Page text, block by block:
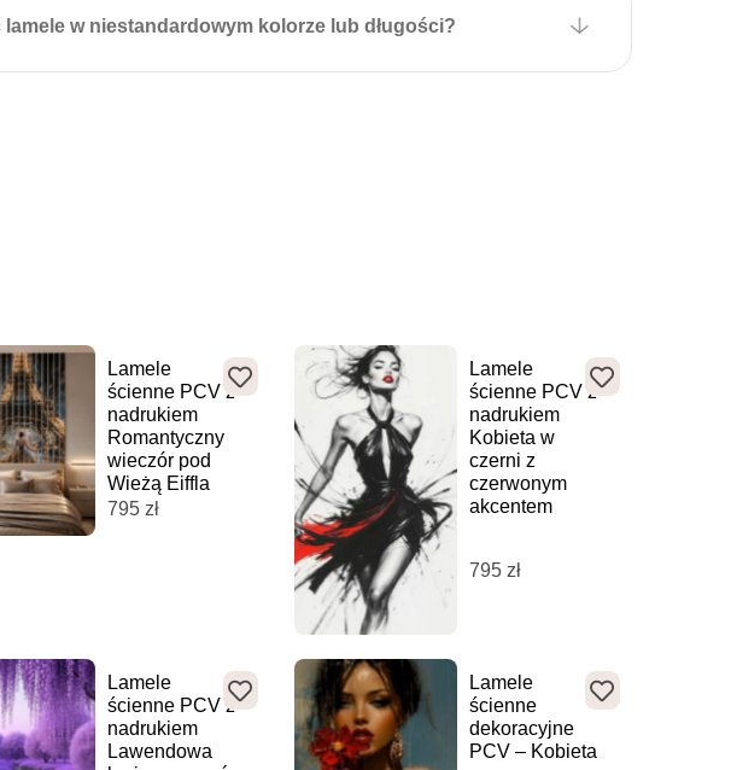
w niestandardowym kolorze lub długości?
Lamele
ścienne PCV z
nadrukiem
Romantyczny
wieczór pod
Wieżą Eiffla
795 zł
Lamele
ścienne PCV z
nadrukiem
Kobieta w
czerni z
czerwonym
akcentem
795 zł
Lamele
ścienne PCV z
nadrukiem
Lawendowa
Lamele
ścienne
dekoracyjne
PCV – Kobieta